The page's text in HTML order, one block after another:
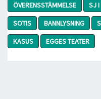
ÖVERENSSTÄMMELSE
SJ I
SOTIS
BANNLYSNING
KASUS
EGGES TEATER